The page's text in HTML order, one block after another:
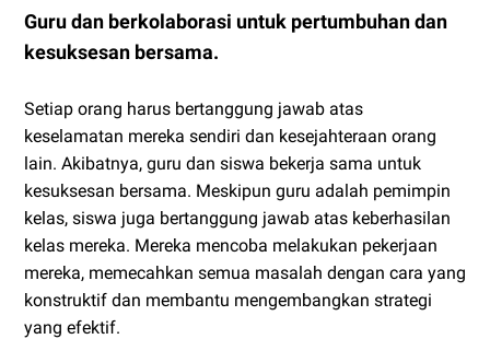
Guru dan berkolaborasi untuk pertumbuhan dan
kesuksesan bersama.
Setiap orang harus bertanggung jawab atas
keselamatan mereka sendiri dan kesejahteraan orang
lain. Akibatnya, guru dan siswa bekerja sama untuk
kesuksesan bersama. Meskipun guru adalah pemimpin
kelas, siswa juga bertanggung jawab atas keberhasilan
kelas mereka. Mereka mencoba melakukan pekerjaan
mereka, memecahkan semua masalah dengan cara yang
konstruktif dan membantu mengembangkan strategi
yang efektif.